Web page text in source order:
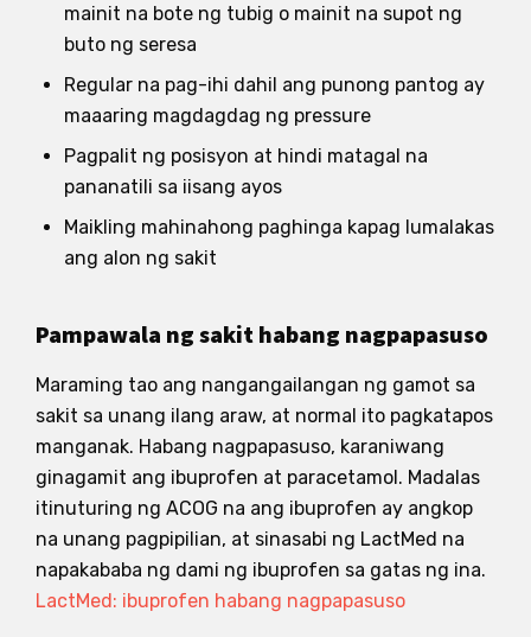
mainit na bote ng tubig o mainit na supot ng
buto ng seresa
Regular na pag-ihi dahil ang punong pantog ay
maaaring magdagdag ng pressure
Pagpalit ng posisyon at hindi matagal na
pananatili sa iisang ayos
Maikling mahinahong paghinga kapag lumalakas
ang alon ng sakit
Pampawala ng sakit habang nagpapasuso
Maraming tao ang nangangailangan ng gamot sa
sakit sa unang ilang araw, at normal ito pagkatapos
manganak. Habang nagpapasuso, karaniwang
ginagamit ang ibuprofen at paracetamol. Madalas
itinuturing ng ACOG na ang ibuprofen ay angkop
na unang pagpipilian, at sinasabi ng LactMed na
napakababa ng dami ng ibuprofen sa gatas ng ina.
LactMed: ibuprofen habang nagpapasuso